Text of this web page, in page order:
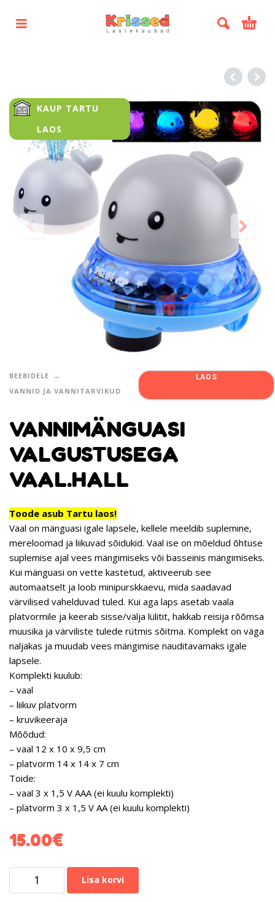
KAUP TARTU
LAOS
BEEBIDELE
VANNID JA VANNITARVIKUD
LAOS
VANNIMÄNGUASI
VALGUSTUSEGA
VAAL.HALL
Toode asub Tartu laos!
Vaal on mänguasi igale lapsele, kellele meeldib suplemine,
mereloomad ja liikuvad sõidukid. Vaal ise on mõeldud õhtuse
suplemise ajal vees mängimiseks või basseinis mängimiseks.
Kui mänguasi on vette kastetud, aktiveerub see
automaatselt ja loob minipurskkaevu, mida saadavad
värvilised vahelduvad tuled. Kui aga laps asetab vaala
platvormile ja keerab sisse/välja lülitit, hakkab reisija rõõmsa
muusika ja värviliste tulede rütmis sõitma. Komplekt on väga
naljakas ja muudab vees mängimise nauditavamaks igale
lapsele.
Komplekti kuulub:
– vaal
– liikuv platvorm
– kruvikeeraja
Mõõdud:
– vaal 12 x 10 x 9,5 cm
– platvorm 14 x 14 x 7 cm
Toide:
– vaal 3 x 1,5 V AAA (ei kuulu komplekti)
– platvorm 3 x 1,5 V AA (ei kuulu komplekti)
15.00€
Lisa korvi